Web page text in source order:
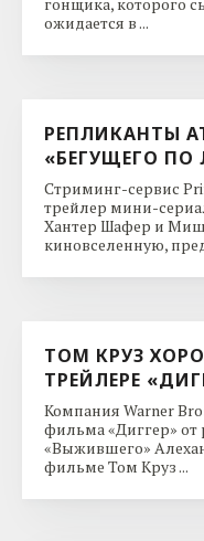
ожидается в ...
РЕПЛИКАНТЫ
«БЕГУЩЕГО ПО
Стриминг-сервис
трейлер мини-
Хантер Шафер и
киновселенную,
ТОМ КРУЗ
ТРЕЙЛЕРЕ
Компания Warner
фильма «Диггер» от
«Выжившего»
фильме Том Круз ...